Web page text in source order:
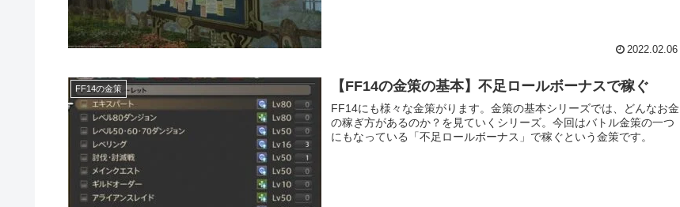
2022.02.06
FF14の金策 【FF14の金策の基本】不足ロールボーナスで稼ぐ
FF14にも様々な金策がります。金策の基本シリーズでは、どんなお金
の稼ぎ方があるのか？を見ていくシリーズ。今回はバトル金策の一つ
にもなっている「不足ロールボーナス」で稼ぐという金策です。